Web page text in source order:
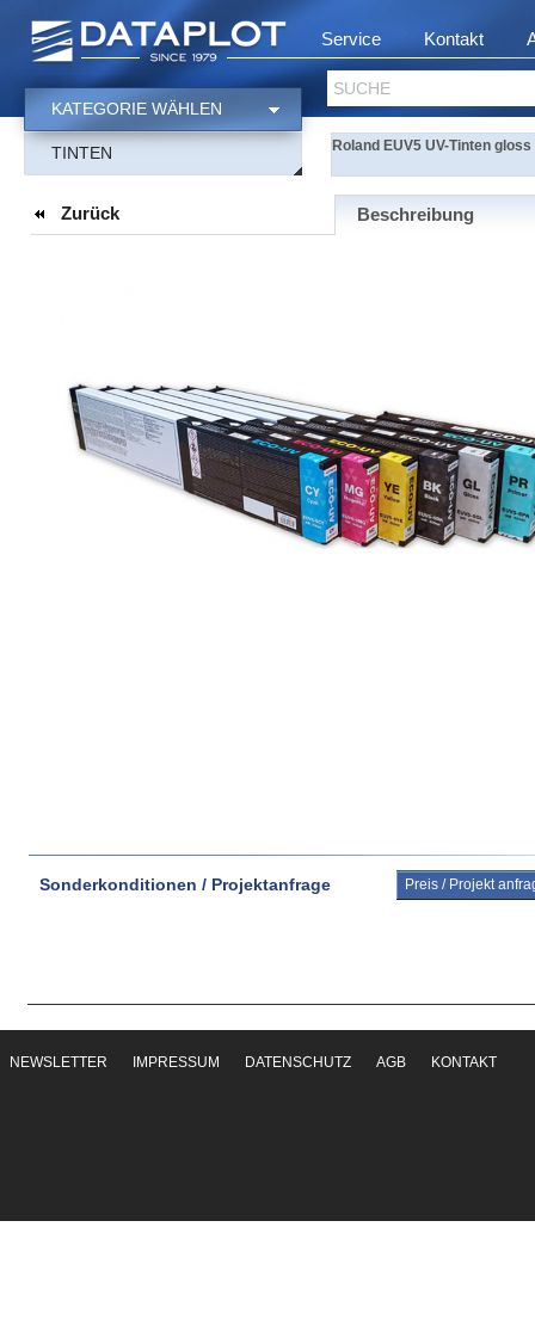
Service Kontakt
SUCHE
KATEGORIE WÄHLEN
TINTEN Roland EUV5 UV-Tinten
Zurück Beschreibung
Sonderkonditionen / Projektanfrage Preis / Projekt
NEWSLETTER IMPRESSUM DATENSCHUTZ AGB KONTAKT